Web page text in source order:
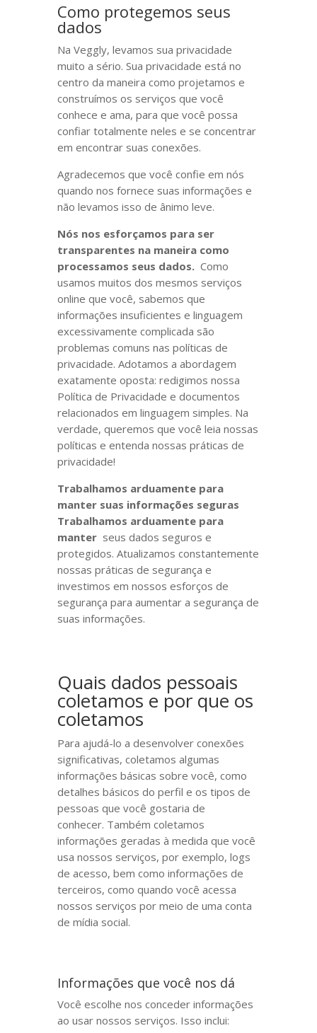
Como protegemos seus
dados
Na Veggly, levamos sua privacidade
muito a sério. Sua privacidade está no
centro da maneira como projetamos e
construímos os serviços que você
conhece e ama, para que você possa
confiar totalmente neles e se concentrar
em encontrar suas conexões.
Agradecemos que você confie em nós
quando nos fornece suas informações e
não levamos isso de ânimo leve.
Nós nos esforçamos para ser
transparentes na maneira como
processamos seus dados. Como
usamos muitos dos mesmos serviços
online que você, sabemos que
informações insuficientes e linguagem
excessivamente complicada são
problemas comuns nas políticas de
privacidade. Adotamos a abordagem
exatamente oposta: redigimos nossa
Política de Privacidade e documentos
relacionados em linguagem simples. Na
verdade, queremos que você leia nossas
políticas e entenda nossas práticas de
privacidade!
Trabalhamos arduamente para
manter suas informações seguras
Trabalhamos arduamente para
manterseus dados seguros e
protegidos. Atualizamos constantemente
nossas práticas de segurança e
investimos em nossos esforços de
segurança para aumentar a segurança de
suas informações.
Quais dados pessoais
coletamos e por que os
coletamos
Para ajudá-lo a desenvolver conexões
significativas, coletamos algumas
informações básicas sobre você, como
detalhes básicos do perfil e os tipos de
pessoas que você gostaria de
conhecer. Também coletamos
informações geradas à medida que você
usa nossos serviços, por exemplo, logs
de acesso, bem como informações de
terceiros, como quando você acessa
nossos serviços por meio de uma conta
de mídia social.
Informações que você nos dá
Você escolhe nos conceder informações
ao usar nossos serviços. Isso inclui: